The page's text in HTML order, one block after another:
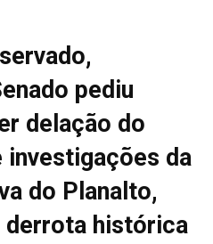
pediu
delação do
investigações da
do Planalto,
derrota histórica